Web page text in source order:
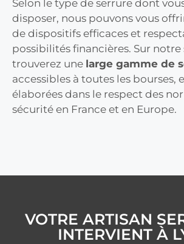
Selon le type de serrure dont
disposer, nous pouvons vous
de dispositifs efficaces et
possibilités financières. Sur notre
trouverez une large gamme de
accessibles à toutes les bourses,
élaborées dans le respect des
sécurité en France et en Europe.
VOTRE ARTISAN
INTERVIENT À